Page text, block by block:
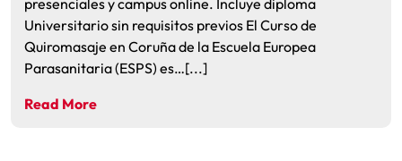
presenciales y campus online. Incluye diploma
Universitario sin requisitos previos El Curso de
Quiromasaje en Coruña de la Escuela Europea
Parasanitaria (ESPS) es…[...]
Read More